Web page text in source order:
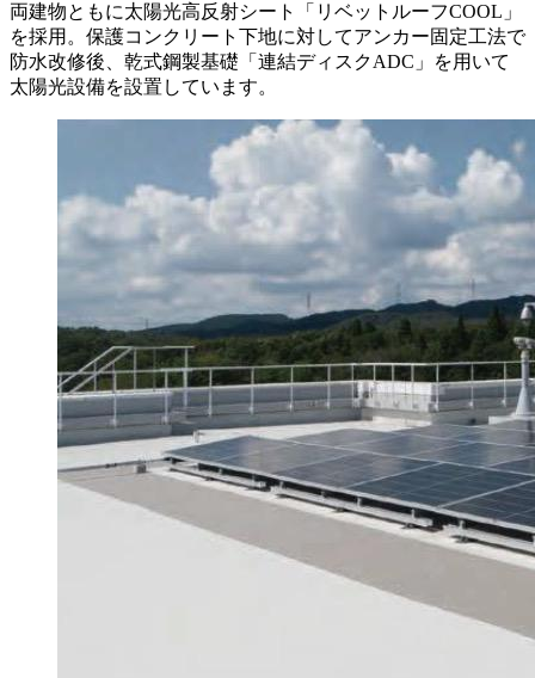
両建物ともに太陽光高反射シート「リベットルーフCOOL」
を採用。保護コンクリート下地に対してアンカー固定工法で
防水改修後、乾式鋼製基礎「連結ディスクADC」を用いて
太陽光設備を設置しています。